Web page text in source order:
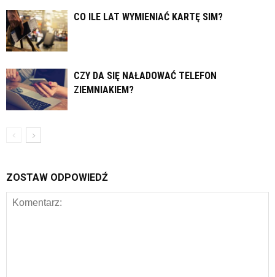
CO ILE LAT WYMIENIAĆ KARTĘ SIM?
CZY DA SIĘ NAŁADOWAĆ TELEFON
ZIEMNIAKIEM?
ZOSTAW ODPOWIEDŹ